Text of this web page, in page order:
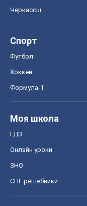
Черкассы
Спорт
Футбол
Хоккей
Формула-1
Моя школа
ГДЗ
Онлайн уроки
ЗНО
СНГ решебники